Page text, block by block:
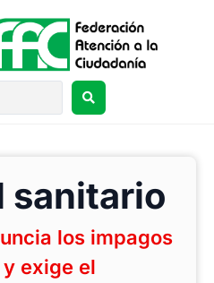
sanitario
los impagos
exige el